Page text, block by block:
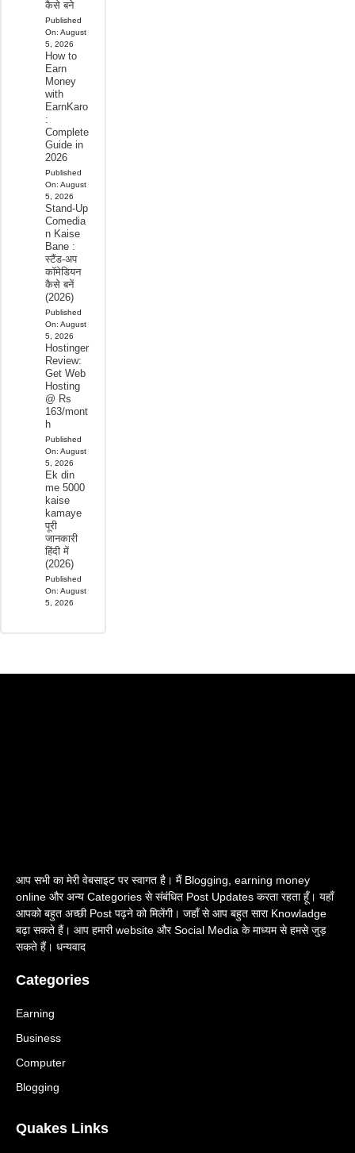
कैसे बने
Published
On: August
5, 2026
How to
Earn
Money
with
EarnKaro
:
Complete
Guide in
2026
Published
On: August
5, 2026
Stand-Up
Comedia
n Kaise
Bane :
स्टैंड-अप
कॉमेडियन
कैसे बनें
(2026)
Published
On: August
5, 2026
Hostinger
Review:
Get Web
Hosting
@ Rs
163/mont
h
Published
On: August
5, 2026
Ek din
me 5000
kaise
kamaye
पूरी
जानकारी
हिंदी में
(2026)
Published
On: August
5, 2026
आप सभी का मेरी वेबसाइट पर स्वागत है। मैं Blogging, earning money
online और अन्य Categories से संबंधित Post Updates करता रहता हूँ। यहाँ
आपको बहुत अच्छी Post पढ़ने को मिलेंगी। जहाँ से आप बहुत सारा Knowladge
बढ़ा सकते हैं। आप हमारी website और Social Media के माध्यम से हमसे जुड़
सकते हैं। धन्यवाद
Categories
Earning
Business
Computer
Blogging
Quakes Links